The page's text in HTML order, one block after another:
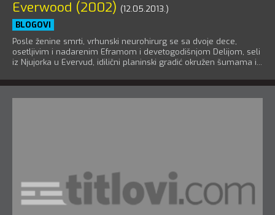
Everwood (2002) (12.05.2013.)
BLOGOVI
Posle ženine smrti, vrhunski neurohirurg se sa dvoje dece,
osetljivim i nadarenim Eframom i devetogodišnjom Delijom, seli
iz Njujorka u Evervud, idilični planinski gradić okružen šumama i...